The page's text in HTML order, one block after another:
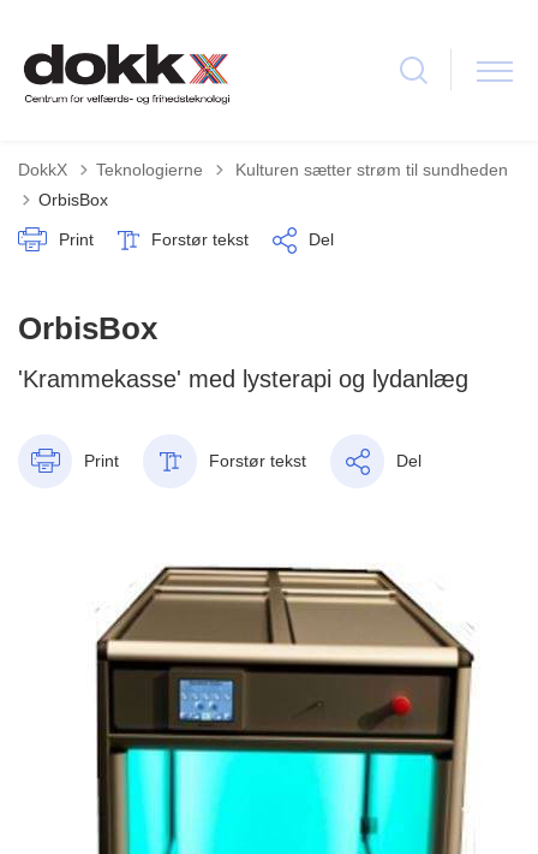
DokkX Teknologierne Tilbage til
Kulturen sætter strøm til sundheden
OrbisBox
Print Forstør tekst Del
OrbisBox
'Krammekasse' med lysterapi og lydanlæg
Print Forstør tekst Del